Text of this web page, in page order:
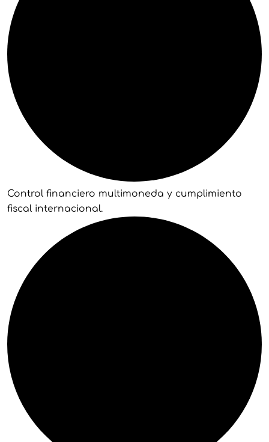
Control financiero multimoneda y cumplimiento
fiscal internacional.